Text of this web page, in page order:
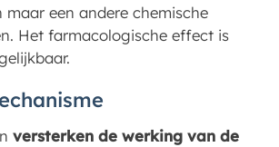
maar een andere chemische
Het farmacologische effect is
versterken de werking van de